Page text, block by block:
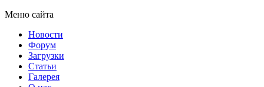
Меню сайта
Новости
Форум
Загрузки
Статьи
Галерея